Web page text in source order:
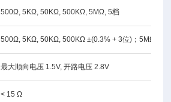
500Ω, 5KΩ, 50KΩ, 500KΩ, 5MΩ, 5档
500Ω, 5KΩ, 50KΩ, 500KΩ ±(0.3% + 3位)；5MΩ,
最大顺向电压 1.5V, 开路电压 2.8V
< 15 Ω